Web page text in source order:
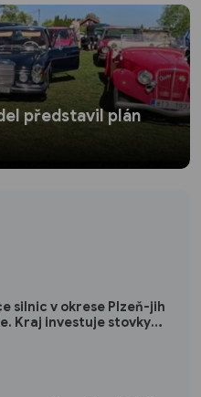
představil plán
silnic v okrese Plzeň-jih
Kraj investuje stovky
povrchů i moderních